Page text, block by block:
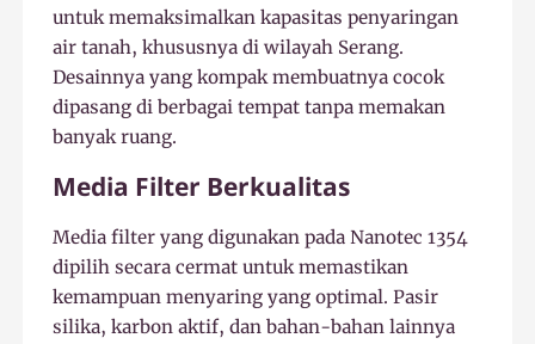
untuk memaksimalkan kapasitas penyaringan
air tanah, khususnya di wilayah Serang.
Desainnya yang kompak membuatnya cocok
dipasang di berbagai tempat tanpa memakan
banyak ruang.
Media Filter Berkualitas
Media filter yang digunakan pada Nanotec 1354
dipilih secara cermat untuk memastikan
kemampuan menyaring yang optimal. Pasir
silika, karbon aktif, dan bahan-bahan lainnya